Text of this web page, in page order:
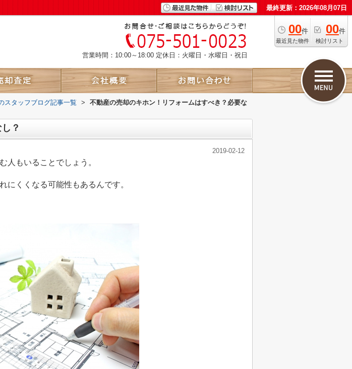
最終更新：2026年08月07日
00件
最近見た物件
00件
検討リスト
営業時間：10:00～18:00 定休日：火曜日・水曜日・祝日
タッフブログ記事一覧 >
不動産の売却のキホン！リフォームはすべき？必要な
？
2019-02-12
人もいることでしょう。
にくくなる可能性もあるんです。